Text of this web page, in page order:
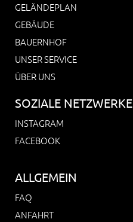
GELÄNDEPLAN
GEBÄUDE
BAUERNHOF
UNSER SERVICE
ÜBER UNS
SOZIALE NETZWERKE
INSTAGRAM
FACEBOOK
ALLGEMEIN
FAQ
ANFAHRT